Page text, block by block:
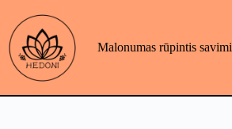
content
Malonumas rūpintis savimi